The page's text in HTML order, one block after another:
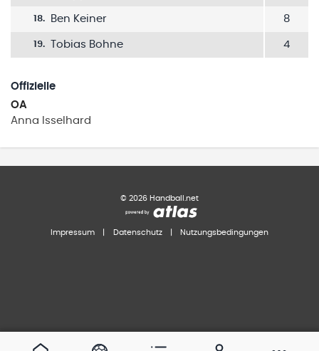
18. Ben Keiner 8
19. Tobias Bohne 4
Offizielle
OA
Anna Isselhard
© 2026 Handball.net
Impressum Datenschutz Nutzungsbedingungen